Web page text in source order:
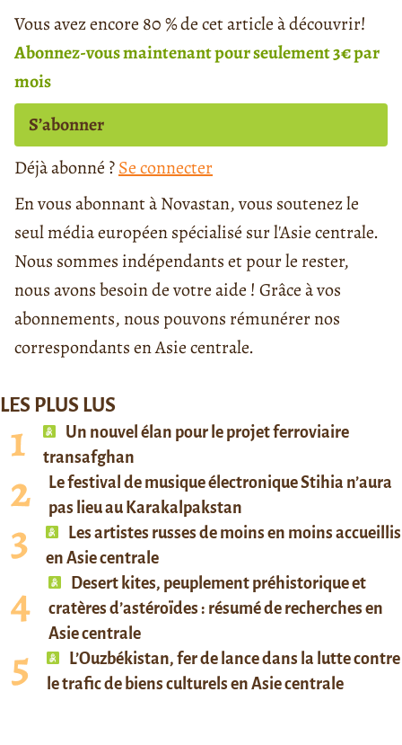
Vous avez encore 80 % de cet article à découvrir!
Abonnez-vous maintenant pour seulement 3€ par
mois
S’abonner
Déjà abonné ?Se connecter
En vous abonnant à Novastan, vous soutenez le
seul média européen spécialisé sur l'Asie centrale.
Nous sommes indépendants et pour le rester,
nous avons besoin de votre aide ! Grâce à vos
abonnements, nous pouvons rémunérer nos
correspondants en Asie centrale.
LES PLUS LUS
Un nouvel élan pour le projet ferroviaire
transafghan
Le festival de musique électronique Stihia n’aura
pas lieu au Karakalpakstan
Les artistes russes de moins en moins accueillis
en Asie centrale
Desert kites, peuplement préhistorique et
cratères d’astéroïdes : résumé de recherches en
Asie centrale
L’Ouzbékistan, fer de lance dans la lutte contre
le trafic de biens culturels en Asie centrale